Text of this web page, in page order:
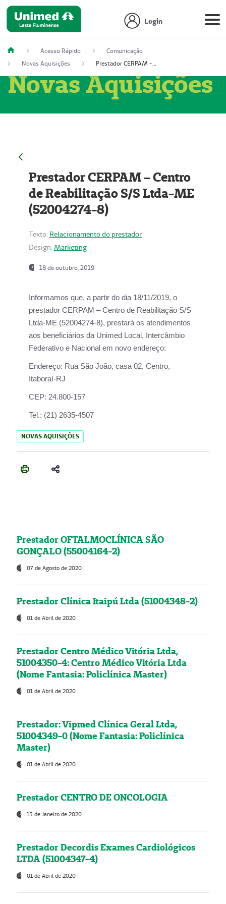
Login
Acesso Rápido
Comunicação
Novas Aquisições
Prestador CERPAM – Centro de Reabilitação S/S Ltda-ME (52004274-8)
Novas Aquisições
Prestador CERPAM – Centro
de Reabilitação S/S Ltda-ME
(52004274-8)
Texto: Relacionamento do prestador
Design: Marketing
18 de outubro, 2019
Informamos que, a partir do dia 18/11/2019, o
prestador CERPAM – Centro de Reabilitação S/S
Ltda-ME (52004274-8), prestará os atendimentos
aos beneficiários da Unimed Local, Intercâmbio
Federativo e Nacional em novo endereço:
Endereço: Rua São João, casa 02, Centro,
Itaboraí-RJ
CEP: 24.800-157
Tel.: (21) 2635-4507
NOVAS AQUISIÇÕES
Prestador OFTALMOCLÍNICA SÃO
GONÇALO (55004164-2)
07 de Agosto de 2020
Prestador Clínica Itaipú Ltda (51004348-2)
01 de Abril de 2020
Prestador Centro Médico Vitória Ltda,
51004350-4: Centro Médico Vitória Ltda
(Nome Fantasia: Policlínica Master)
01 de Abril de 2020
Prestador: Vipmed Clínica Geral Ltda,
51004349-0 (Nome Fantasia: Policlínica
Master)
01 de Abril de 2020
Prestador CENTRO DE ONCOLOGIA
15 de Janeiro de 2020
Prestador Decordis Exames Cardiológicos
LTDA (51004347-4)
01 de Abril de 2020